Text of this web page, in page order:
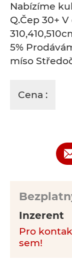
Nabízíme
Q.Čep 30+
5%
míso
Cena :
Inzerent
Pro
sem!